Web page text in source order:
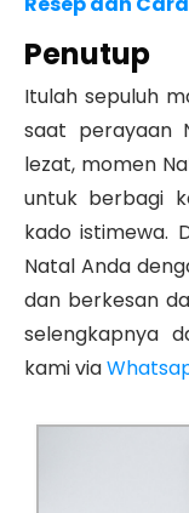
Penutup
Itulah sepuluh
saat perayaan
lezat, momen
untuk berbagi
kado istimewa.
Natal Anda
dan berkesan
selengkapnya
kami via